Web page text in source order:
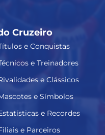
Cruzeiro
e Conquistas
e Treinadores
e Clássicos
e Símbolos
e Recordes
e Parceiros